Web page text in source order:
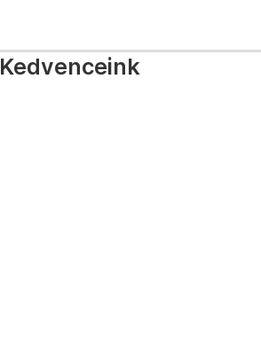
Kedvenceink